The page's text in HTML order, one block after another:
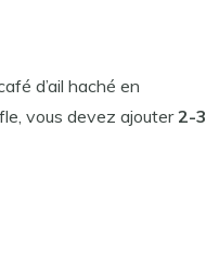
d’ail haché en
vous devez ajouter2-3